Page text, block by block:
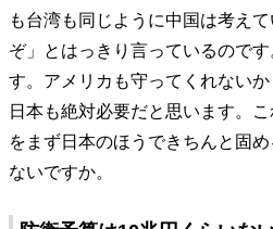
も台湾も同じように中国は考え
ぞ」とはっきり言っているので
す。アメリカも守ってくれない
日本も絶対必要だと思います。
をまず日本のほうできちんと固
ないですか。